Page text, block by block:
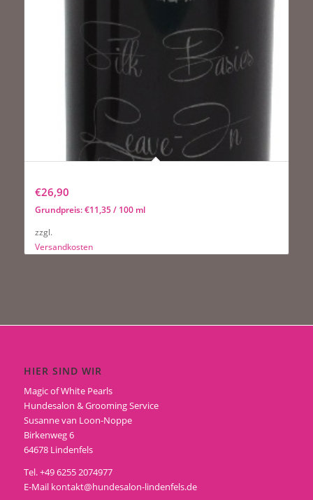
€26,90
Grundpreis:€11,35/ 100 ml
zzgl.
Versandkosten
HIER SIND WIR
Magic of White Pearls
Hundesalon & Grooming Service
Susanne van Loon-Noppe
Birkenweg 6
64678 Lindenfels
Tel. +49 6255 2074977
E-Mail kontakt@hundesalon-lindenfels.de